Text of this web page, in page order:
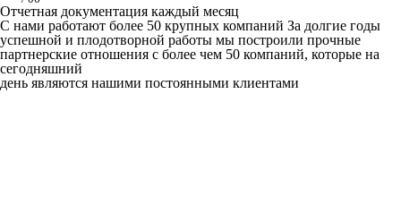
Отчетная документация каждый месяц
C нами работают более 50 крупных компаний За долгие годы
успешной и плодотворной работы мы построили прочные
партнерские отношения с более чем 50 компаний, которые на
сегодняшний
день являются нашими постоянными клиентами